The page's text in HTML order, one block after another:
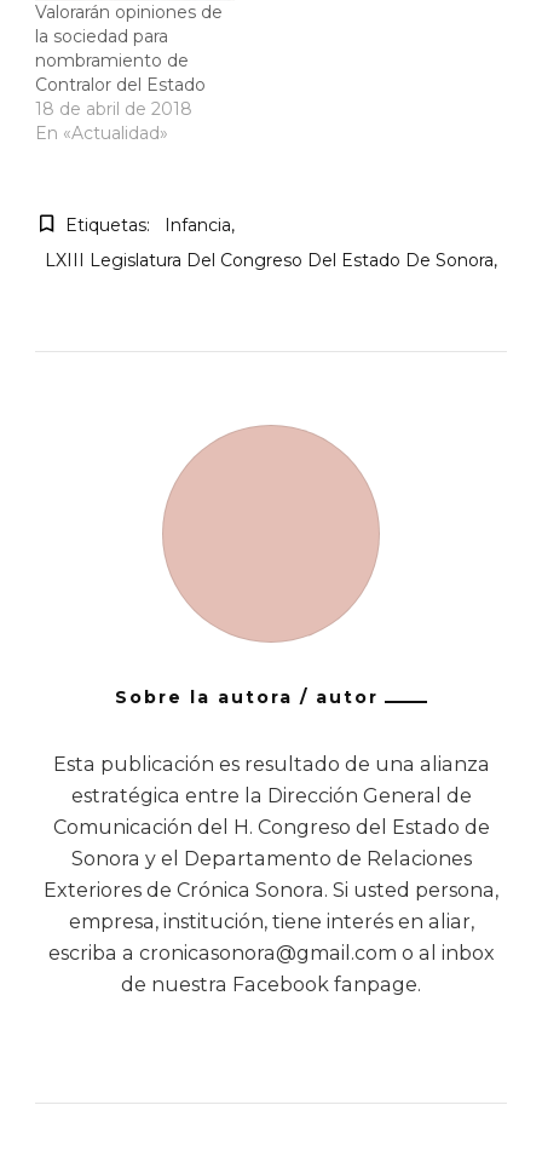
Valorarán opiniones de
la sociedad para
nombramiento de
Contralor del Estado
18 de abril de 2018
En «Actualidad»
Etiquetas:
Infancia
LXIII Legislatura Del Congreso Del Estado De Sonora
Sobre la autora / autor
Esta publicación es resultado de una alianza
estratégica entre la Dirección General de
Comunicación del H. Congreso del Estado de
Sonora y el Departamento de Relaciones
Exteriores de Crónica Sonora. Si usted persona,
empresa, institución, tiene interés en aliar,
escriba a cronicasonora@gmail.com o al inbox
de nuestra Facebook fanpage.